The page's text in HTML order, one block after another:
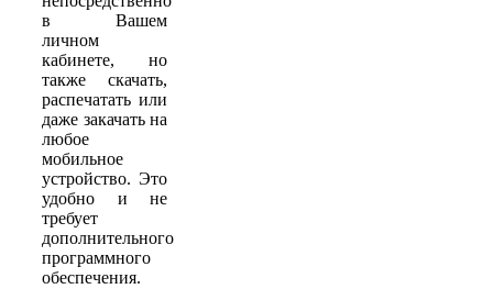
в Вашем
личном
кабинете, но
также скачать,
распечатать или
даже закачать на
любое
мобильное
устройство. Это
удобно и не
требует
дополнительного
программного
обеспечения.